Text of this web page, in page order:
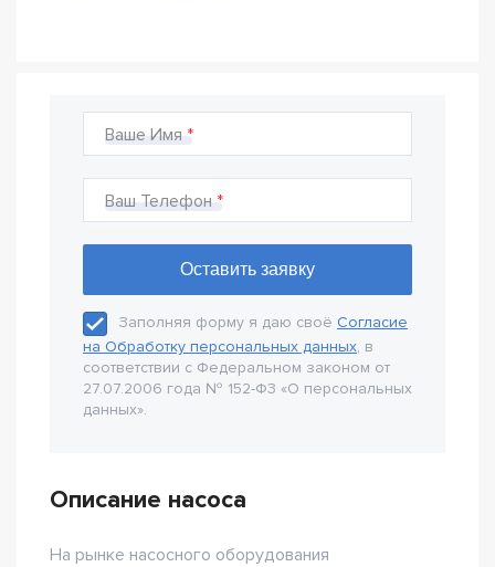
Ваше Имя
Ваш Телефон
Заполняя форму я даю своё Согласие
на Обработку персональных данных, в
соответствии с Федеральном законом от
27.07.2006 года № 152-Ф3 «О персональных
данных».
Описание насоса
На рынке насосного оборудования